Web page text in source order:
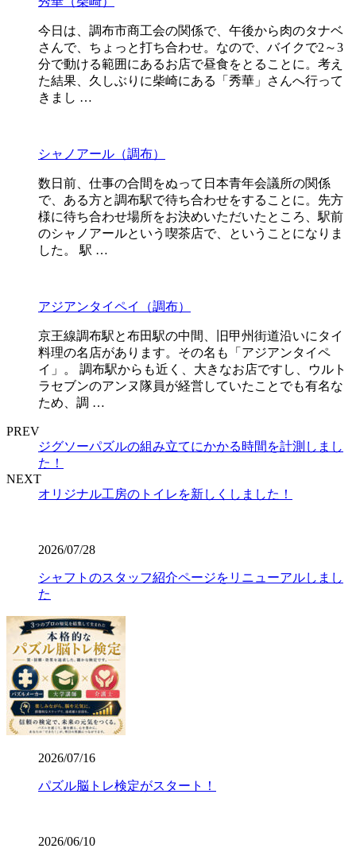
今日は、調布市商工会の関係で、午後から肉のタナベ
さんで、ちょっと打ち合わせ。なので、バイクで2～3
分で動ける範囲にあるお店で昼食をとることに。考え
た結果、久しぶりに柴崎にある「秀華」さんへ行って
きまし …
シャノアール（調布）
数日前、仕事の合間をぬって日本青年会議所の関係
で、ある方と調布駅で待ち合わせをすることに。先方
様に待ち合わせ場所をお決めいただいたところ、駅前
のシャノアールという喫茶店で、ということになりま
した。 駅 …
アジアンタイペイ（調布）
京王線調布駅と布田駅の中間、旧甲州街道沿いにタイ
料理の名店があります。その名も「アジアンタイペ
イ」。 調布駅からも近く、大きなお店ですし、ウルト
ラセブンのアンヌ隊員が経営していたことでも有名な
ため、調 …
PREV
ジグソーパズルの組み立てにかかる時間を計測しまし
た！
NEXT
オリジナル工房のトイレを新しくしました！
2026/07/28
シャフトのスタッフ紹介ページをリニューアルしまし
た
2026/07/16
パズル脳トレ検定がスタート！
2026/06/10